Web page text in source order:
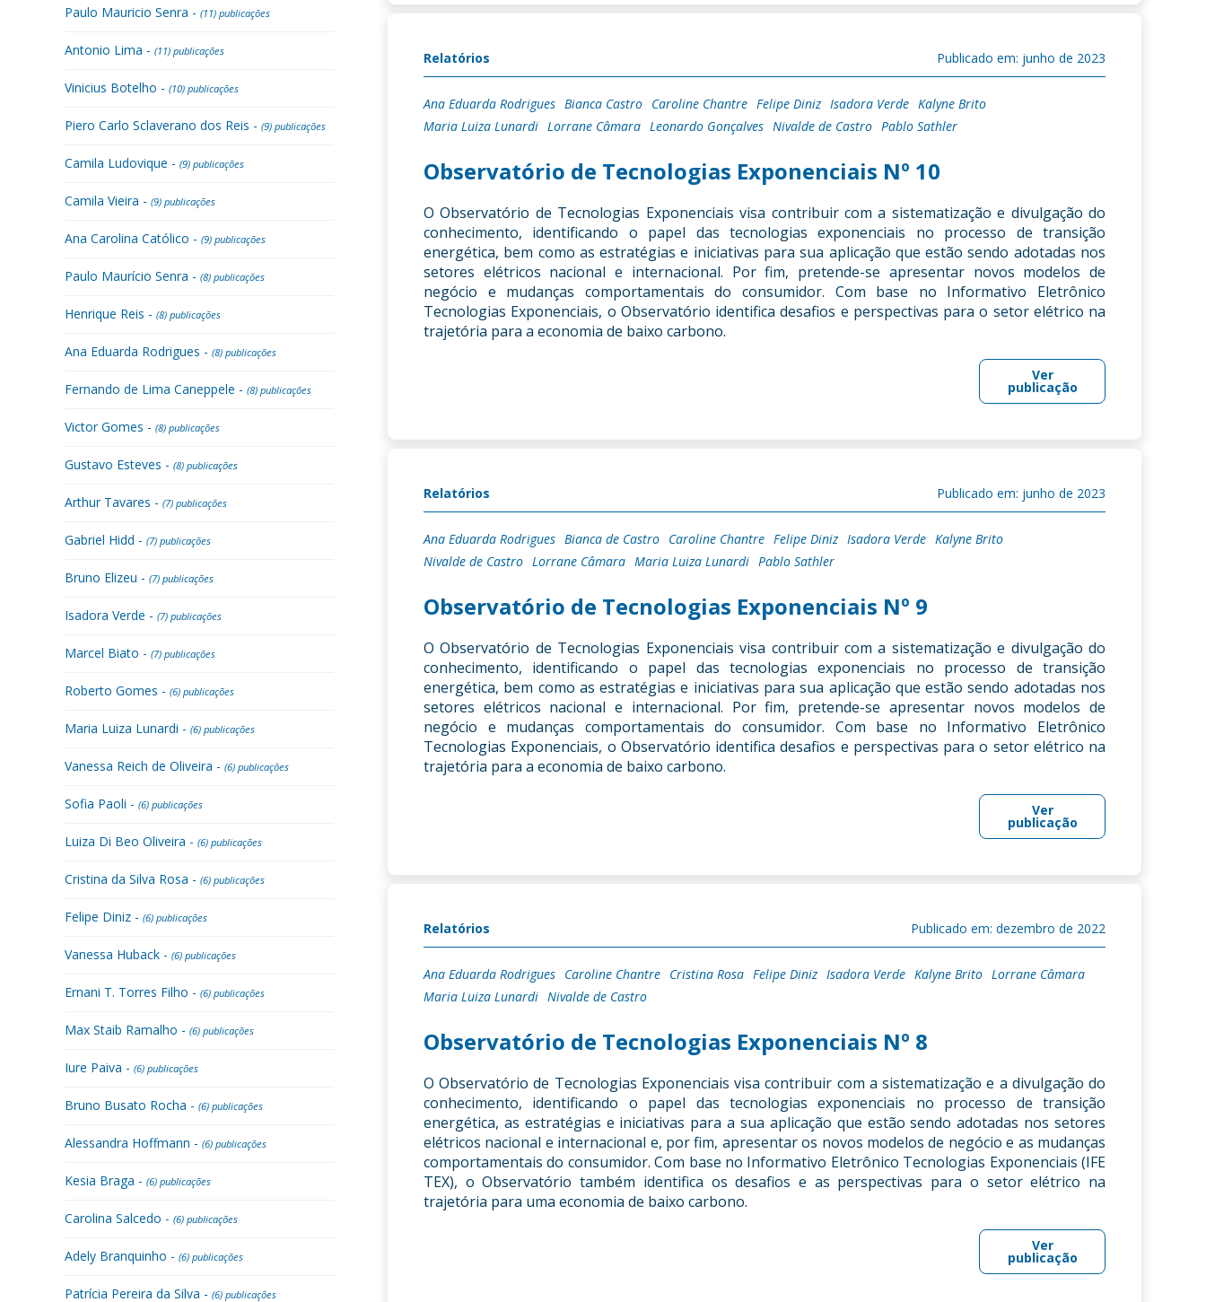
Paulo Mauricio Senra - (11) publicações
Antonio Lima - (11) publicações
Vinicius Botelho - (10) publicações
Piero Carlo Sclaverano dos Reis - (9) publicações
Camila Ludovique - (9) publicações
Camila Vieira - (9) publicações
Ana Carolina Católico - (9) publicações
Paulo Maurício Senra - (8) publicações
Henrique Reis - (8) publicações
Ana Eduarda Rodrigues - (8) publicações
Fernando de Lima Caneppele - (8) publicações
Victor Gomes - (8) publicações
Gustavo Esteves - (8) publicações
Arthur Tavares - (7) publicações
Gabriel Hidd - (7) publicações
Bruno Elizeu - (7) publicações
Isadora Verde - (7) publicações
Marcel Biato - (7) publicações
Roberto Gomes - (6) publicações
Maria Luiza Lunardi - (6) publicações
Vanessa Reich de Oliveira - (6) publicações
Sofia Paoli - (6) publicações
Luiza Di Beo Oliveira - (6) publicações
Cristina da Silva Rosa - (6) publicações
Felipe Diniz - (6) publicações
Vanessa Huback - (6) publicações
Ernani T. Torres Filho - (6) publicações
Max Staib Ramalho - (6) publicações
Iure Paiva - (6) publicações
Bruno Busato Rocha - (6) publicações
Alessandra Hoffmann - (6) publicações
Kesia Braga - (6) publicações
Carolina Salcedo - (6) publicações
Adely Branquinho - (6) publicações
Patrícia Pereira da Silva - (6) publicações
Relatórios Publicado em: junho de 2023
Ana Eduarda Rodrigues Bianca Castro Caroline Chantre Felipe Diniz Isadora Verde Kalyne Brito
Maria Luiza Lunardi Lorrane Câmara Leonardo Gonçalves Nivalde de Castro Pablo Sathler
Observatório de Tecnologias Exponenciais Nº 10
O Observatório de Tecnologias Exponenciais visa contribuir com a sistematização e divulgação do
conhecimento, identificando o papel das tecnologias exponenciais no processo de transição
energética, bem como as estratégias e iniciativas para sua aplicação que estão sendo adotadas nos
setores elétricos nacional e internacional. Por fim, pretende-se apresentar novos modelos de
negócio e mudanças comportamentais do consumidor. Com base no Informativo Eletrônico
Tecnologias Exponenciais, o Observatório identifica desafios e perspectivas para o setor elétrico na
trajetória para a economia de baixo carbono.
Ver
publicação
Relatórios Publicado em: junho de 2023
Ana Eduarda Rodrigues Bianca de Castro Caroline Chantre Felipe Diniz Isadora Verde Kalyne Brito
Nivalde de Castro Lorrane Câmara Maria Luiza Lunardi Pablo Sathler
Observatório de Tecnologias Exponenciais Nº 9
O Observatório de Tecnologias Exponenciais visa contribuir com a sistematização e divulgação do
conhecimento, identificando o papel das tecnologias exponenciais no processo de transição
energética, bem como as estratégias e iniciativas para sua aplicação que estão sendo adotadas nos
setores elétricos nacional e internacional. Por fim, pretende-se apresentar novos modelos de
negócio e mudanças comportamentais do consumidor. Com base no Informativo Eletrônico
Tecnologias Exponenciais, o Observatório identifica desafios e perspectivas para o setor elétrico na
trajetória para a economia de baixo carbono.
Ver
publicação
Relatórios Publicado em: dezembro de 2022
Ana Eduarda Rodrigues Caroline Chantre Cristina Rosa Felipe Diniz Isadora Verde Kalyne Brito Lorrane Câmara
Maria Luiza Lunardi Nivalde de Castro
Observatório de Tecnologias Exponenciais Nº 8
O Observatório de Tecnologias Exponenciais visa contribuir com a sistematização e a divulgação do
conhecimento, identificando o papel das tecnologias exponenciais no processo de transição
energética, as estratégias e iniciativas para a sua aplicação que estão sendo adotadas nos setores
elétricos nacional e internacional e, por fim, apresentar os novos modelos de negócio e as mudanças
comportamentais do consumidor. Com base no Informativo Eletrônico Tecnologias Exponenciais (IFE
TEX), o Observatório também identifica os desafios e as perspectivas para o setor elétrico na
trajetória para uma economia de baixo carbono.
Ver
publicação